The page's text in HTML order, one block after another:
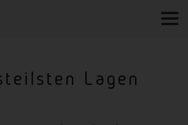
T
Lagen